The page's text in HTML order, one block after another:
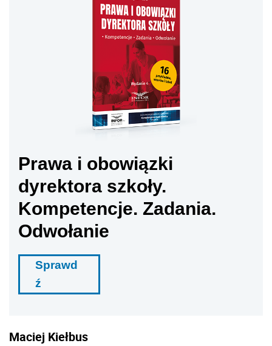
Prawa i obowiązki
dyrektora szkoły.
Kompetencje. Zadania.
Odwołanie
Sprawd
ź
Maciej Kiełbus